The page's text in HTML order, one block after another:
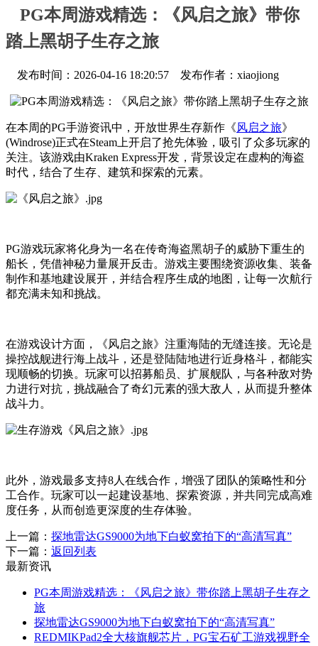
PG本周游戏精选：《风启之旅》带你
踏上黑胡子生存之旅
发布时间：2026-04-16 18:20:57 发布作者：xiaojiong
在本周的PG手游资讯中，开放世界生存新作《风启之旅》
(Windrose)正式在Steam上开启了抢先体验，吸引了众多玩家的
关注。该游戏由Kraken Express开发，背景设定在虚构的海盗
时代，结合了生存、建筑和探索的元素。
PG游戏玩家将化身为一名在传奇海盗黑胡子的威胁下重生的
船长，凭借神秘力量展开反击。游戏主要围绕资源收集、装备
制作和基地建设展开，并结合程序生成的地图，让每一次航行
都充满未知和挑战。
在游戏设计方面，《风启之旅》注重海陆的无缝连接。无论是
操控战舰进行海上战斗，还是登陆陆地进行近身格斗，都能实
现顺畅的切换。玩家可以招募船员、扩展舰队，与各种敌对势
力进行对抗，挑战融合了奇幻元素的强大敌人，从而提升整体
战斗力。
此外，游戏最多支持8人在线合作，增强了团队的策略性和分
工合作。玩家可以一起建设基地、探索资源，并共同完成高难
度任务，从而创造更深度的生存体验。
上一篇： 探地雷达GS9000为地下白蚁窝拍下的“高清写真”
下一篇： 返回列表
最新资讯
PG本周游戏精选：《风启之旅》带你踏上黑胡子生存之
旅
探地雷达GS9000为地下白蚁窝拍下的“高清写真”
REDMIKPad2全大核旗舰芯片，PG宝石矿工游戏视野全